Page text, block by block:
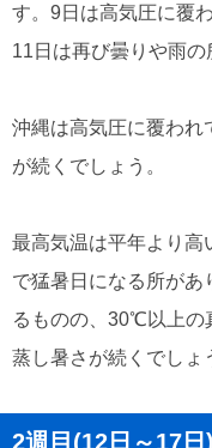
す。9日は高気圧に覆
11日は再び曇りや雨の
沖縄は高気圧に覆われ
が続くでしょう。
最高気温は平年より高
で猛暑日になる所があ
るものの、30℃以上の
蒸し暑さが続くでしょ
2週目(12日～17日)